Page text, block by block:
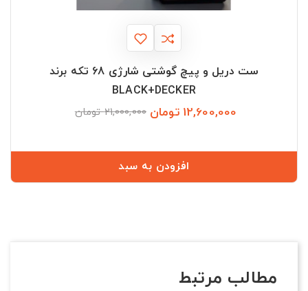
ست دریل و پیچ گوشتی شارژی 68 تکه برند
BLACK+DECKER
12,600,000 تومان 21,000,000 تومان
افزودن به سبد
مطالب مرتبط